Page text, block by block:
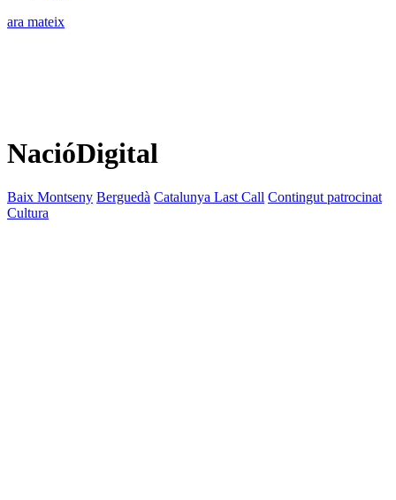
ara mateix
NacióDigital
Baix Montseny Berguedà Catalunya Last Call Contingut patrocinat
Cultura